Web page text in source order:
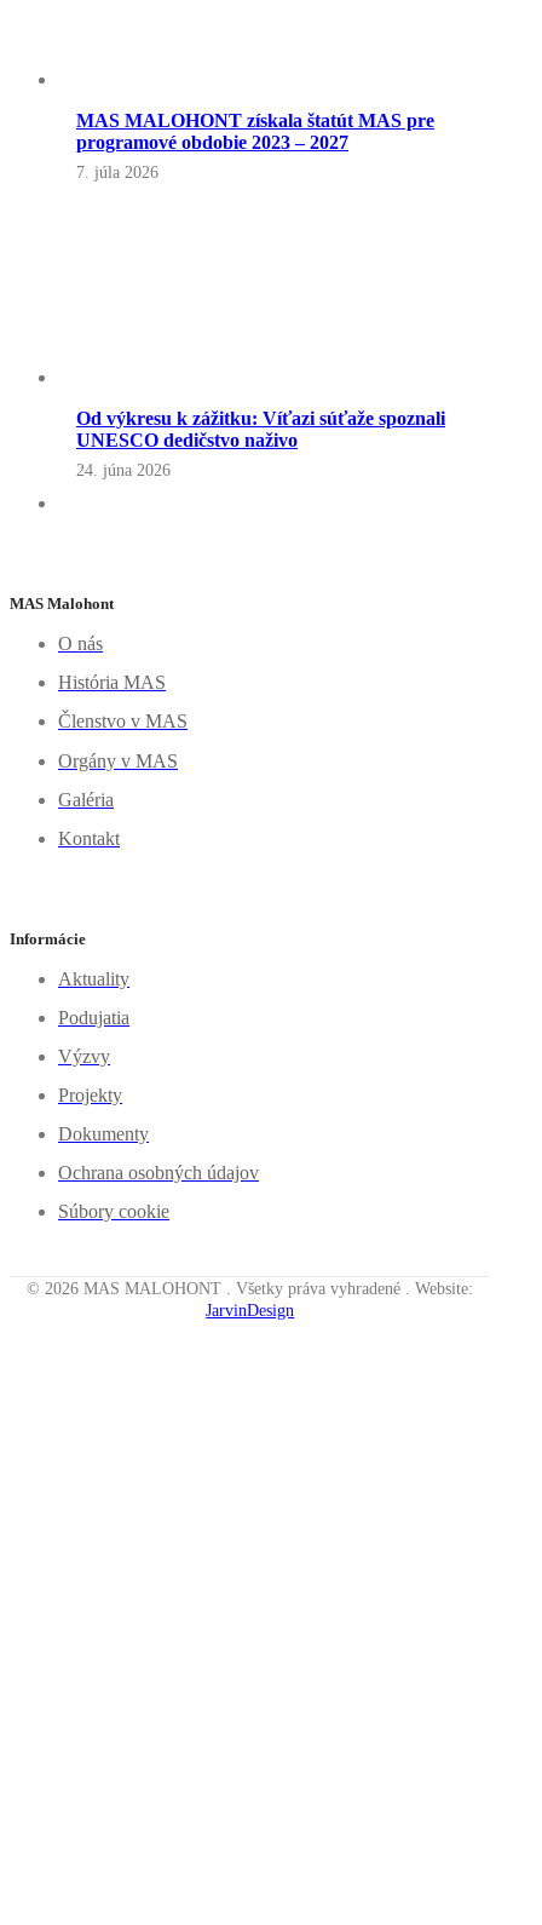
MAS MALOHONT získala štatút MAS pre
programové obdobie 2023 – 2027
7. júla 2026
Od výkresu k zážitku: Víťazi súťaže spoznali
UNESCO dedičstvo naživo
24. júna 2026
MAS Malohont
O nás
História MAS
Členstvo v MAS
Orgány v MAS
Galéria
Kontakt
Informácie
Aktuality
Podujatia
Výzvy
Projekty
Dokumenty
Ochrana osobných údajov
Súbory cookie
© 2026 MAS MALOHONT . Všetky práva vyhradené . Website:
JarvinDesign